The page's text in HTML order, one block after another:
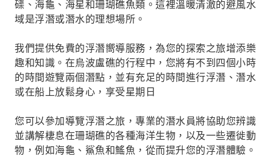
磲、海龜、海星和珊瑚礁魚類。這裡溫暖清澈的避風水
域是浮潛或潛水的理想場所。
我們提供免費的浮潛嚮導服務，為您的探索之旅增添樂
趣和知識。在烏波盧礁的行程中，您將有不到四個小時
的時間遊覽兩個潛點，並有充足的時間進行浮潛、潛水
或在船上放鬆身心，享受星期日
您可以參加導覽浮潛之旅，專業的潛水員將協助您辨識
並講解棲息在珊瑚礁的各種海洋生物，以及一些遷徙動
物，例如海龜、鯊魚和鰩魚，從而提升您的浮潛體驗。